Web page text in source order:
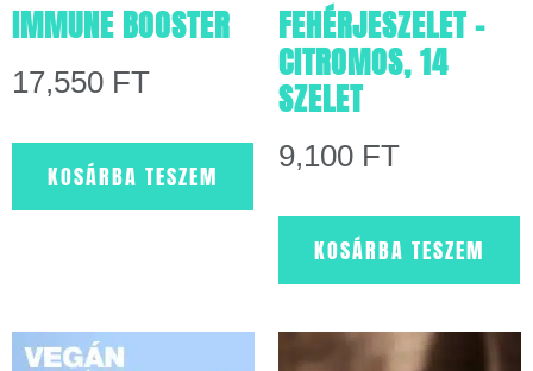
IMMUNE BOOSTER
17,550 FT
KOSÁRBA TESZEM
FEHÉRJESZELET –
CITROMOS, 14
SZELET
9,100 FT
KOSÁRBA TESZEM